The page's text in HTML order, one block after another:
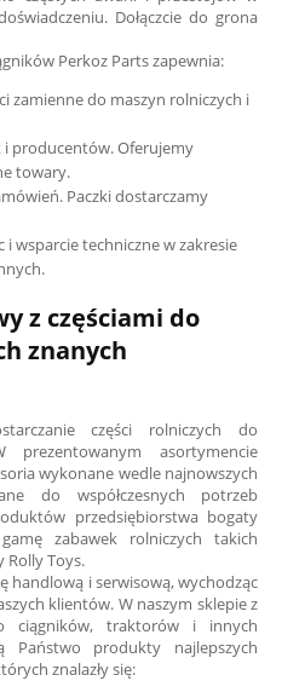
Dołączcie do grona
Perkoz Parts zapewnia:
zamienne do maszyn rolniczych i
producentów. Oferujemy
towary.
Paczki dostarczamy
wsparcie techniczne w zakresie
z częściami do
znanych
części rolniczych do
prezentowanym asortymencie
wykonane wedle najnowszych
do współczesnych potrzeb
przedsiębiorstwa bogaty
zabawek rolniczych takich
Rolly Toys.
handlową i serwisową, wychodząc
klientów. W naszym sklepie z
ciągników, traktorów i innych
Państwo produkty najlepszych
znalazły się: